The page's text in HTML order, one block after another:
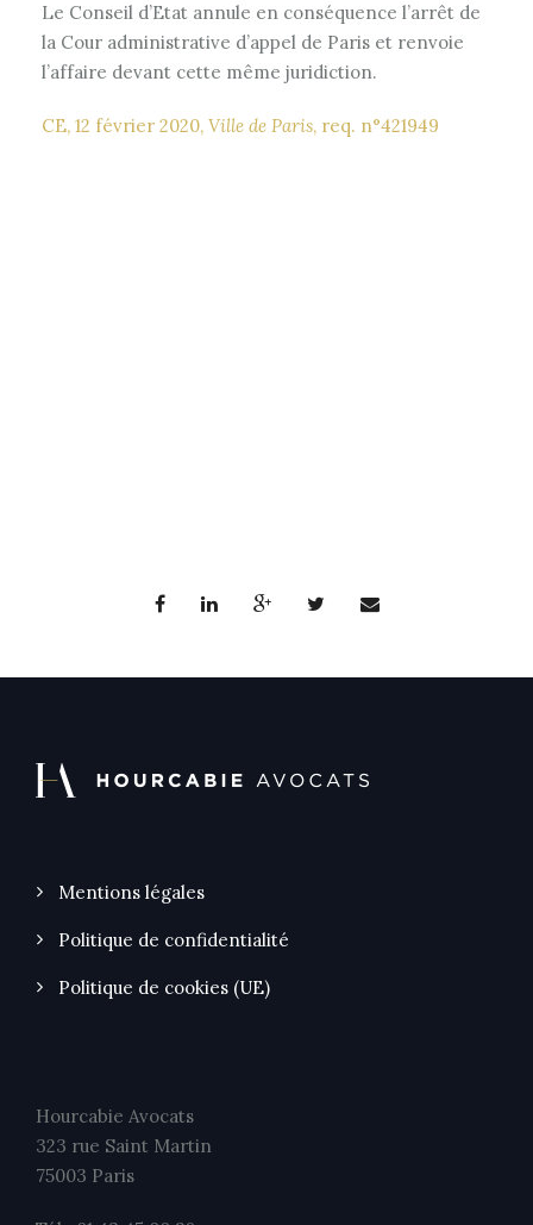
Le Conseil d’Etat annule en conséquence l’arrêt de
la Cour administrative d’appel de Paris et renvoie
l’affaire devant cette même juridiction.
CE, 12 février 2020, Ville de Paris, req. n°421949
Mentions légales
Politique de confidentialité
Politique de cookies (UE)
Hourcabie Avocats
323 rue Saint Martin
75003 Paris